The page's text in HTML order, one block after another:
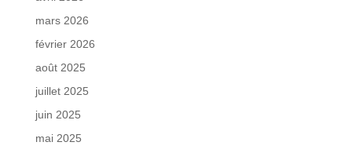
mars 2026
février 2026
août 2025
juillet 2025
juin 2025
mai 2025